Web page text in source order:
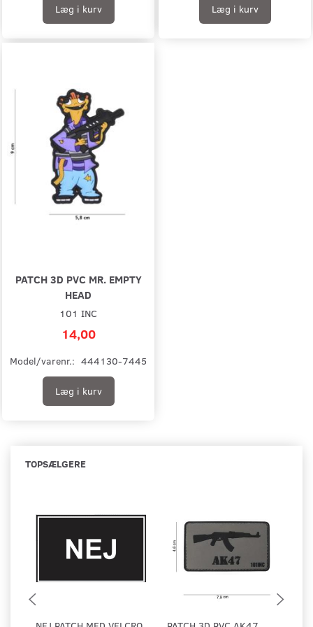
Læg i kurv Læg i kurv
PATCH 3D PVC MR. EMPTY
HEAD
101 INC
14,00
Model/varenr.: 444130-7445
Læg i kurv
TOPSÆLGERE